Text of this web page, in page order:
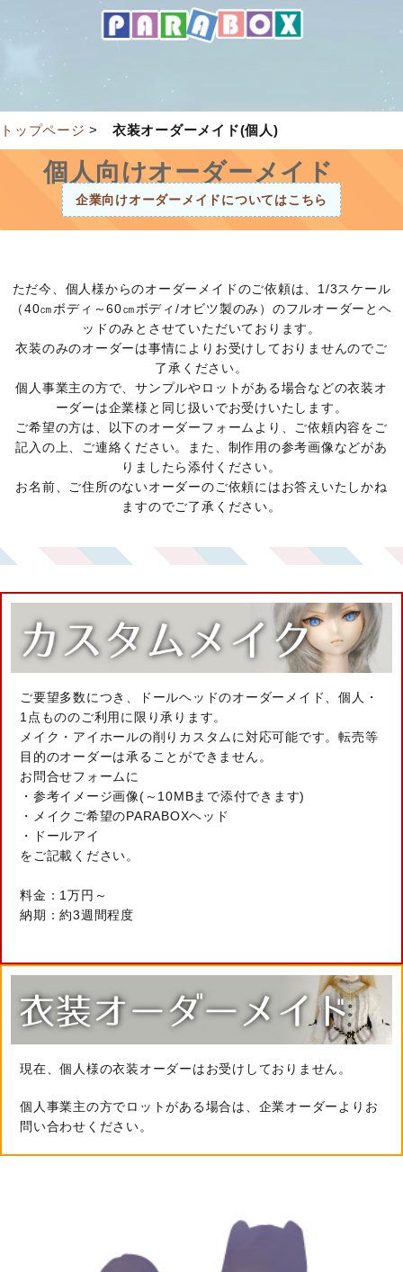
トップページ > 衣装オーダーメイド(個人)
個人向けオーダーメイド
企業向けオーダーメイドについてはこちら
ただ今、個人様からのオーダーメイドのご依頼は、1/3スケール
（40㎝ボディ～60㎝ボディ/オビツ製のみ）のフルオーダーとヘ
ッドのみとさせていただいております。
衣装のみのオーダーは事情によりお受けしておりませんのでご
了承ください。
個人事業主の方で、サンプルやロットがある場合などの衣装オ
ーダーは企業様と同じ扱いでお受けいたします。
ご希望の方は、以下のオーダーフォームより、ご依頼内容をご
記入の上、ご連絡ください。また、制作用の参考画像などがあ
りましたら添付ください。
お名前、ご住所のないオーダーのご依頼にはお答えいたしかね
ますのでご了承ください。
ご要望多数につき、ドールヘッドのオーダーメイド、個人・
1点もののご利用に限り承ります。
メイク・アイホールの削りカスタムに対応可能です。転売等
目的のオーダーは承ることができません。
お問合せフォームに
・参考イメージ画像(～10MBまで添付できます)
・メイクご希望のPARABOXヘッド
・ドールアイ
をご記載ください。
料金：1万円～
納期：約3週間程度
現在、個人様の衣装オーダーはお受けしておりません。
個人事業主の方でロットがある場合は、企業オーダーよりお
問い合わせください。